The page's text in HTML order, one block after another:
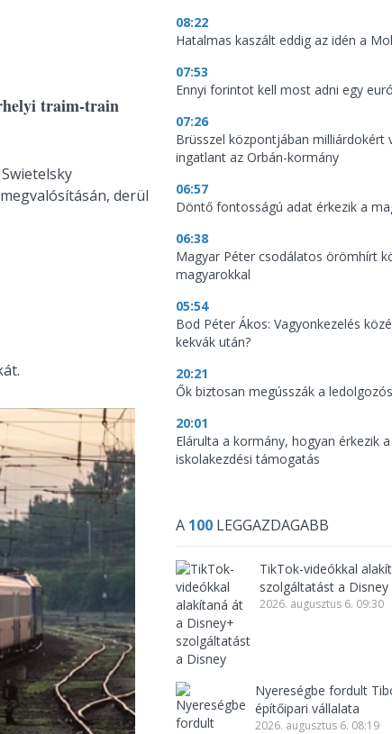
traim-train
derül
08:22
Hatalmas kaszált eddig az idén a Mol
07:53
Ennyi forintot kell most adni egy
07:26
Brüsszel központjában milliárdokért
ingatlant az Orbán-kormány
06:57
Döntő fontosságú adat érkezik a
06:38
Magyar Péter csodálatos örömhírt
magyarokkal
05:54
Bod Péter Ákos: Vagyonkezelés
kekvák után?
20:21
Ők biztosan megússzák a
20:01
Elárulta a kormány, hogyan érkezik
iskolakezdési támogatás
A 100 LEGGAZDAGABB
TikTok-videókkal
szolgáltatást a Disney
2026. augusztus 6. 09:30
Nyereségbe fordult
építőipari vállalata
2026. augusztus 6. 08:19